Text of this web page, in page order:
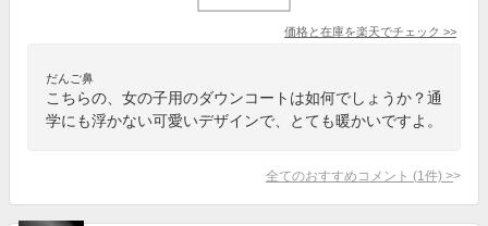
価格と在庫を楽天でチェック >>
だんご鼻
こちらの、女の子用のダウンコートは如何でしょうか？通
学にも浮かない可愛いデザインで、とても暖かいですよ。
全てのおすすめコメント (1 件) >